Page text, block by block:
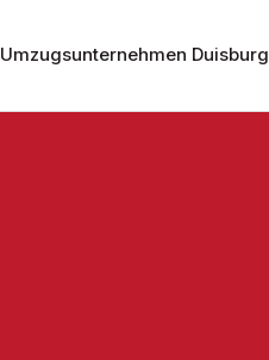
Umzugsunternehmen Duisburg